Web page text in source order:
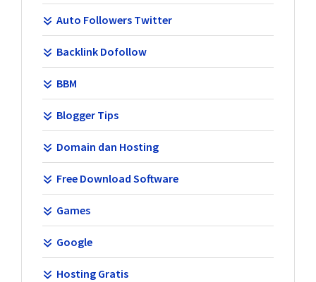
Auto Followers Twitter
Backlink Dofollow
BBM
Blogger Tips
Domain dan Hosting
Free Download Software
Games
Google
Hosting Gratis